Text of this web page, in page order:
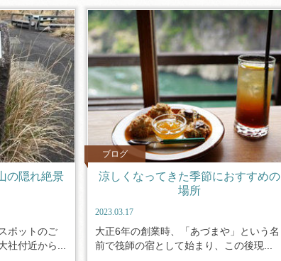
の隠れ絶景
ポットのご
社付近から...
ブログ
涼しくなってきた季節におすすめの
場所
2023.03.17
大正6年の創業時、「あづまや」という名
前で筏師の宿として始まり、この後現...